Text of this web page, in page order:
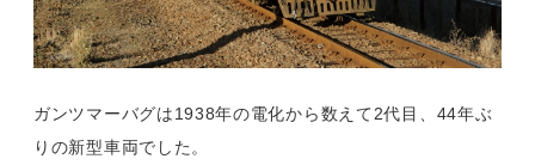
ガンツマーバグは1938年の電化から数えて2代目、44年ぶ
りの新型車両でした。